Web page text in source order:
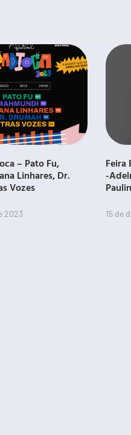
– Pato Fu,
Linhares, Dr.
Vozes
2023
Feira
-
15 de